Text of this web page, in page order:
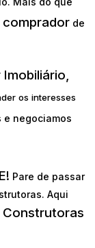
comprador de
os interesses
e negociamos
Pare de passar
Aqui